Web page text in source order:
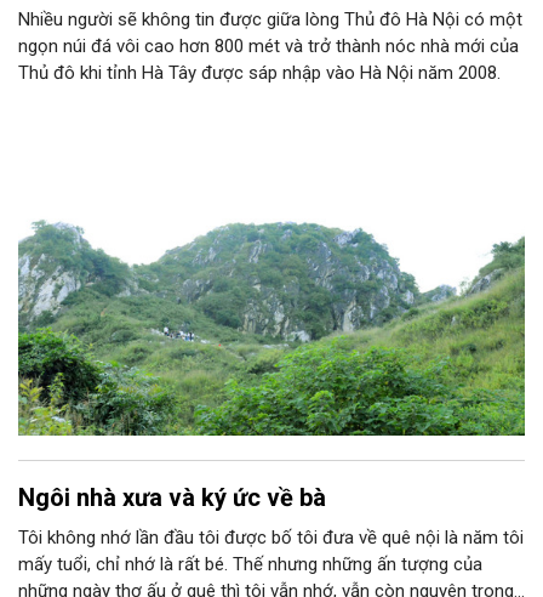
Nhiều người sẽ không tin được giữa lòng Thủ đô Hà Nội có một
ngọn núi đá vôi cao hơn 800 mét và trở thành nóc nhà mới của
Thủ đô khi tỉnh Hà Tây được sáp nhập vào Hà Nội năm 2008.
Ngôi nhà xưa và ký ức về bà
Tôi không nhớ lần đầu tôi được bố tôi đưa về quê nội là năm tôi
mấy tuổi, chỉ nhớ là rất bé. Thế nhưng những ấn tượng của
những ngày thơ ấu ở quê thì tôi vẫn nhớ, vẫn còn nguyên trong